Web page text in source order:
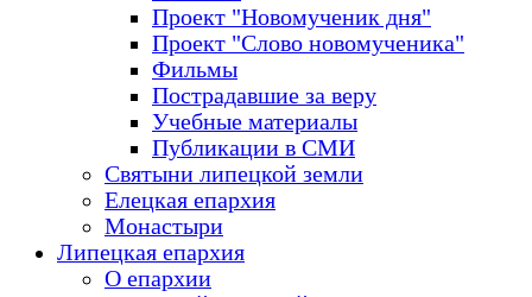
Проект "Новомученик дня"
Проект "Слово новомученика"
Фильмы
Пострадавшие за веру
Учебные материалы
Публикации в СМИ
Святыни липецкой земли
Елецкая епархия
Монастыри
Липецкая епархия
О епархии